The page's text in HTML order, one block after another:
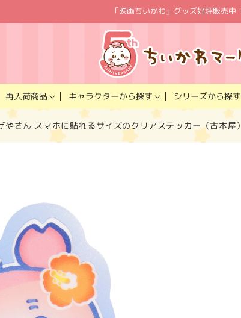
「映画ちいかわ」グッズ好評販売中！
再入荷商品 キャラクターから探す シリーズから探す
さん スマホに貼れるサイズのクリアステッカー（古本屋）